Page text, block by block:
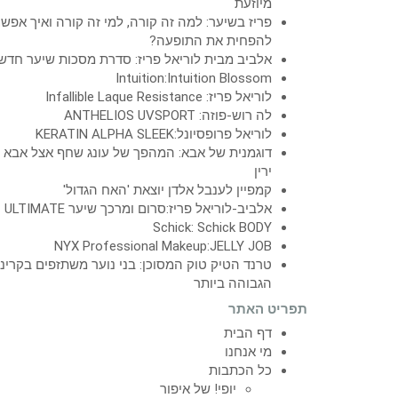
מיוזעת
פריז בשיער: למה זה קורה, למי זה קורה ואיך
להפחית את התופעה?
אלביב מבית לוריאל פריז: סדרת מסכות שיער
Intuition:Intuition Blossom
לוריאל פריז: Infallible Laque Resistance
לה רוש-פוזה: ANTHELIOS UVSPORT
לוריאל פרופסיונל:KERATIN ALPHA SLEEK
דוגמנית של אבא: המהפך של עונג שחף אצל אבא
ירין
קמפיין לענבל אלדן יוצאת 'האח הגדול'
אלביב-לוריאל פריז:סרום ומרכך שיער ULTIMATE
Schick: Schick BODY
NYX Professional Makeup:JELLY JOB
טרנד הטיק טוק המסוכן: בני נוער משתזפים
הגבוהה ביותר
תפריט האתר
דף הבית
מי אנחנו
כל הכתבות
יופי! של איפור